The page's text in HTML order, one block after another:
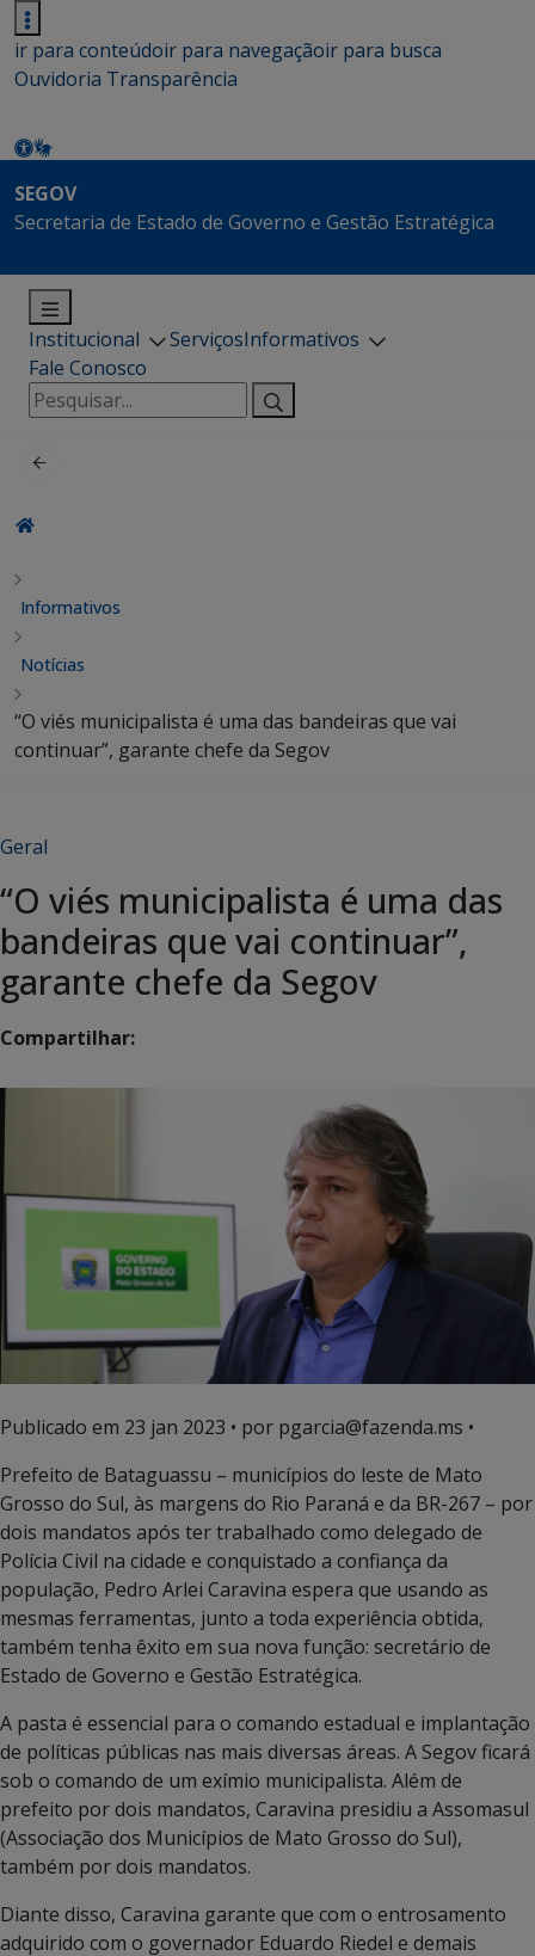
ir para conteúdoir para navegaçãoir para busca
Ouvidoria Transparência
SEGOV
Secretaria de Estado de Governo e Gestão Estratégica
Institucional ServiçosInformativos
Fale Conosco
Pesquisar
por:
Informativos
Notícias
“O viés municipalista é uma das bandeiras que vai
continuar”, garante chefe da Segov
Geral
“O viés municipalista é uma das
bandeiras que vai continuar”,
garante chefe da Segov
Compartilhar:
Publicado em 23 jan 2023 • por pgarcia@fazenda.ms •
Prefeito de Bataguassu – municípios do leste de Mato
Grosso do Sul, às margens do Rio Paraná e da BR-267 – por
dois mandatos após ter trabalhado como delegado de
Polícia Civil na cidade e conquistado a confiança da
população, Pedro Arlei Caravina espera que usando as
mesmas ferramentas, junto a toda experiência obtida,
também tenha êxito em sua nova função: secretário de
Estado de Governo e Gestão Estratégica.
A pasta é essencial para o comando estadual e implantação
de políticas públicas nas mais diversas áreas. A Segov ficará
sob o comando de um exímio municipalista. Além de
prefeito por dois mandatos, Caravina presidiu a Assomasul
(Associação dos Municípios de Mato Grosso do Sul),
também por dois mandatos.
Diante disso, Caravina garante que com o entrosamento
adquirido com o governador Eduardo Riedel e demais